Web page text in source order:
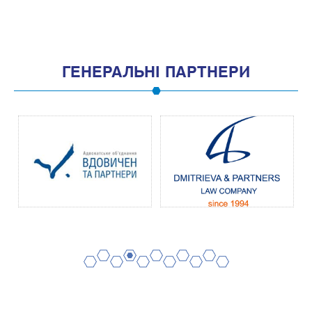
ГЕНЕРАЛЬНІ ПАРТНЕРИ